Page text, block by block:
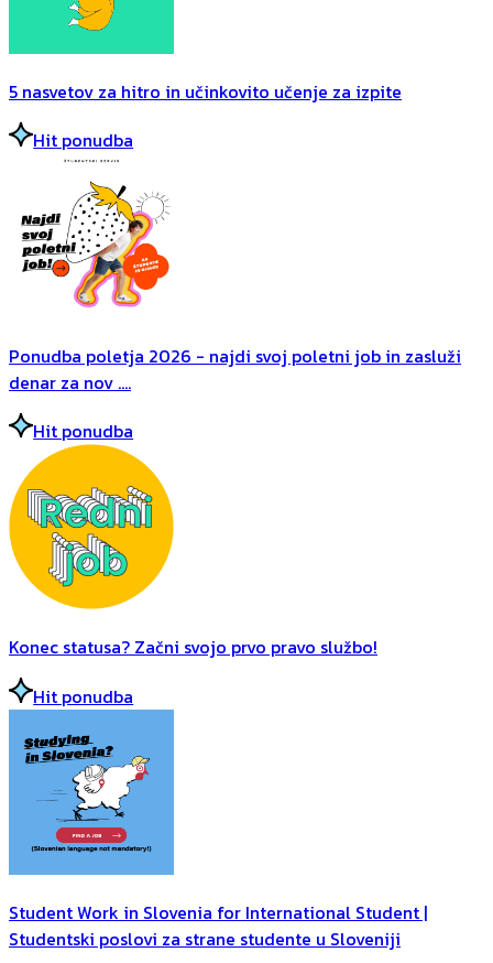
5 nasvetov za hitro in učinkovito učenje za izpite
Hit ponudba
Ponudba poletja 2026 - najdi svoj poletni job in zasluži
denar za nov ....
Hit ponudba
Konec statusa? Začni svojo prvo pravo službo!
Hit ponudba
Student Work in Slovenia for International Student |
Studentski poslovi za strane studente u Sloveniji